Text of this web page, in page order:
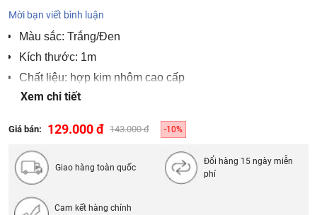
Mời bạn viết bình luận
Màu sắc: Trắng/Đen
Kích thước: 1m
Chất liệu: hợp kim nhôm cao cấp
Quy cách: 20 chiếc/thùng
Xem chi tiết
Giá bán: 129.000 đ 143.000 đ -10%
Giao hàng toàn quốc
Đổi hàng 15 ngày miễn
phí
Cam kết hàng chính